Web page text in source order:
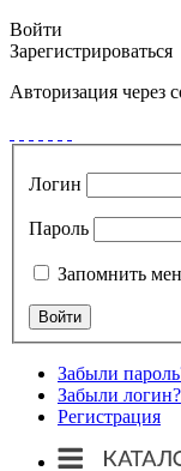
Войти
Зарегистрироваться
Авторизация через
Логин
Пароль
Запомнить
Забыли
Забыли логин?
Регистрация